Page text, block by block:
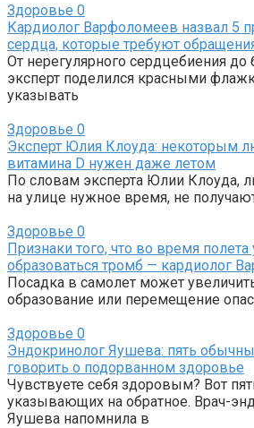
Здоровье 0
Кардиолог Варфоломеев назвал 5
сердца, которые требуют
От нерегулярного сердцебиения до
эксперт поделился красными
указывать
Здоровье 0
Эксперт Юлия Клоуда: некоторым
витамина D нужен даже летом
По словам эксперта Юлии Клоуда,
на улице нужное время, не
Здоровье 0
Признаки того, что во время
образоваться тромб — кардиолог
Посадка в самолет может
образование или перемещение
Здоровье 0
Эндокринолог Яушева: пять
говорить о подорванном здоровье
Чувствуете себя здоровым? Вот
указывающих на обратное. Врач-
Яушева напомнила в